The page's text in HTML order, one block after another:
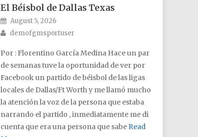
El Béisbol de Dallas Texas
Posted on
August 5, 2026
Author
demofgmsportuser
Por : Florentino García Medina Hace un par
de semanas tuve la oportunidad de ver por
Facebook un partido de béisbol de las ligas
locales de Dallas/Ft Worth y me llamó mucho
la atención la voz de la persona que estaba
narrando el partido , inmediatamente me di
cuenta que era una persona que sabe Read